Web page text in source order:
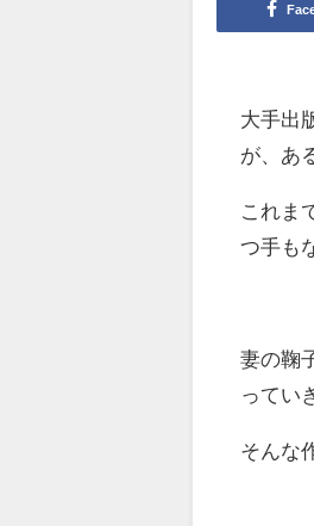
大手出
が、あ
これま
つ手も
妻の鞠
ってい
そんな